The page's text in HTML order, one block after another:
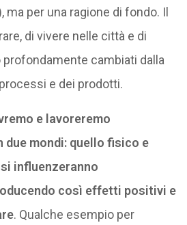
ma per una ragione di fondo. Il
di vivere nelle città e di
cambiati dalla
e dei prodotti.
e lavoreremo
due mondi: quello fisico e
influenzeranno
così effetti positivi e
. Qualche esempio per